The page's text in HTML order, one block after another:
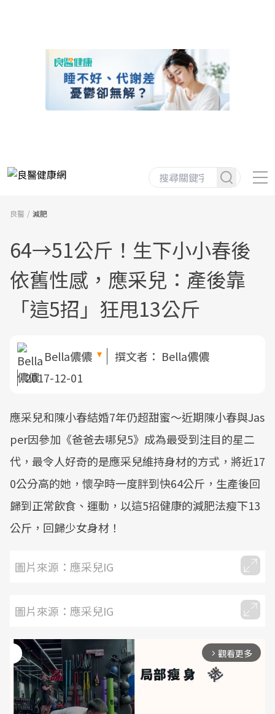
良醫 減肥
64→51公斤！生下小小春後
依舊性感，應采兒：產後靠
「這5招」狂甩13公斤
Bella儂儂 撰文者： Bella儂儂
2017-12-01
應采兒和陳小春結婚7年仍超甜蜜～近期陳小春與Jas
per因參加《爸爸去哪兒5》成為最受到注目的星二
代，最令人好奇的是應采兒維持身材的方式，將近17
0公分高的她，懷孕時一度胖到快64公斤，生產後回
歸到正常飲食、運動，以這5招健康的減肥法瘦下13
公斤，回歸少女身材！
圖片來源：應采兒IG
圖片來源：應采兒IG
arrow_forward_ios 觀看更多